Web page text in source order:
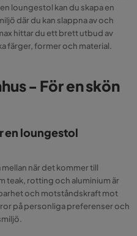
loungestol kan du skapa en
där du kan slappna av och
hittar du ett brett utbud av
färger, former och material.
- För en skön
en loungestol
när det kommer till
teak, rotting och aluminium är
och motståndskraft mot
på personliga preferenser och